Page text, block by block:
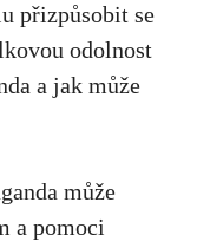
⁣přizpůsobit se
odolnost
a jak může
může
a pomoci